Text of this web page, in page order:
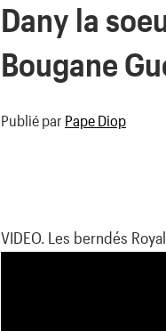
Dany la
Bougane
Publié par Pape Diop
VIDEO. Les berndés